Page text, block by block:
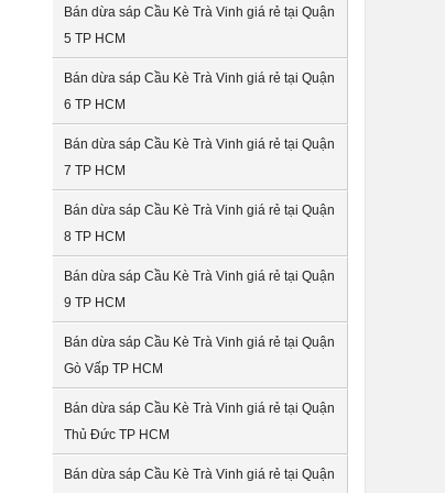
Bán dừa sáp Cầu Kè Trà Vinh giá rẻ tại Quận
5 TP HCM
Bán dừa sáp Cầu Kè Trà Vinh giá rẻ tại Quận
6 TP HCM
Bán dừa sáp Cầu Kè Trà Vinh giá rẻ tại Quận
7 TP HCM
Bán dừa sáp Cầu Kè Trà Vinh giá rẻ tại Quận
8 TP HCM
Bán dừa sáp Cầu Kè Trà Vinh giá rẻ tại Quận
9 TP HCM
Bán dừa sáp Cầu Kè Trà Vinh giá rẻ tại Quận
Gò Vấp TP HCM
Bán dừa sáp Cầu Kè Trà Vinh giá rẻ tại Quận
Thủ Đức TP HCM
Bán dừa sáp Cầu Kè Trà Vinh giá rẻ tại Quận